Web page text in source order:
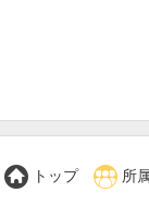
 トップ  所